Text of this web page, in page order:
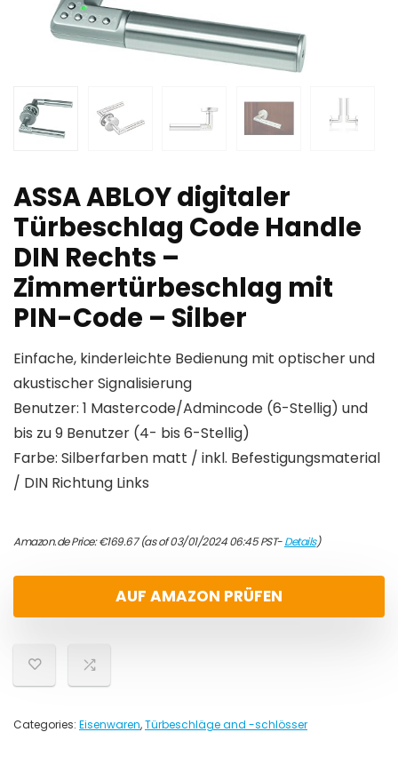
ASSA ABLOY digitaler
Türbeschlag Code Handle
DIN Rechts –
Zimmertürbeschlag mit
PIN-Code – Silber
Einfache, kinderleichte Bedienung mit optischer und
akustischer Signalisierung
Benutzer: 1 Mastercode/Admincode (6-Stellig) und
bis zu 9 Benutzer (4- bis 6-Stellig)
Farbe: Silberfarben matt / inkl. Befestigungsmaterial
/ DIN Richtung Links
Amazon.de Price:€169.67(as of 03/01/2024 06:45 PST-Details)
AUF AMAZON PRÜFEN
Categories: Eisenwaren,Türbeschläge and -schlösser